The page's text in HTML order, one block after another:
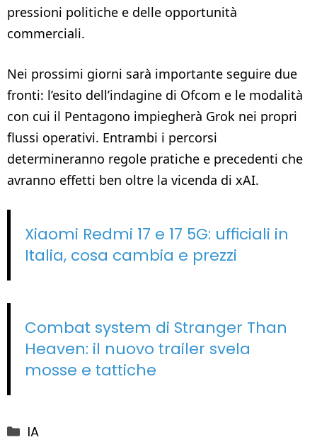
pressioni politiche e delle opportunità
commerciali.
Nei prossimi giorni sarà importante seguire due
fronti: l’esito dell’indagine di Ofcom e le modalità
con cui il Pentagono impiegherà Grok nei propri
flussi operativi. Entrambi i percorsi
determineranno regole pratiche e precedenti che
avranno effetti ben oltre la vicenda di xAI.
Xiaomi Redmi 17 e 17 5G: ufficiali in
Italia, cosa cambia e prezzi
Combat system di Stranger Than
Heaven: il nuovo trailer svela
mosse e tattiche
Categorie
IA